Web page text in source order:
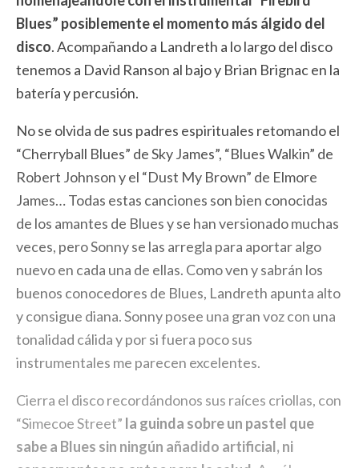
Blues” posiblemente el momento más álgido del
disco. Acompañando a Landreth a lo largo del disco
tenemos a David Ranson al bajo y Brian Brignac en la
batería y percusión.
No se olvida de sus padres espirituales retomando el
“Cherryball Blues” de Sky James”, “Blues Walkin” de
Robert Johnson y el “Dust My Brown” de Elmore
James… Todas estas canciones son bien conocidas
de los amantes de Blues y se han versionado muchas
veces, pero Sonny se las arregla para aportar algo
nuevo en cada una de ellas. Como ven y sabrán los
buenos conocedores de Blues, Landreth apunta alto
y consigue diana. Sonny posee una gran voz con una
tonalidad cálida y por si fuera poco sus
instrumentales me parecen excelentes.
Cierra el disco recordándonos sus raíces criollas, con
“Simecoe Street” la guinda sobre un pastel que
sabe a Blues sin ningún añadido artificial, ni